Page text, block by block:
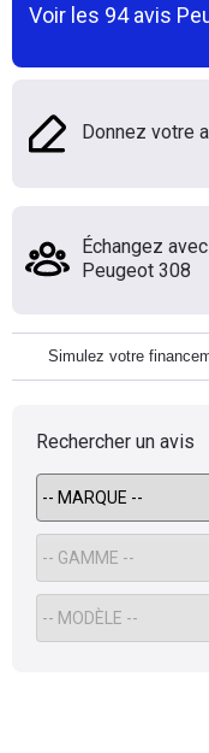
Voir les 94avis
Donnez votre
Échangez
Peugeot 308
Simulez votre
Rechercher un avis